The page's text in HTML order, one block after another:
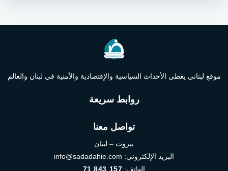
موقع لبناني يغطي الأحداث السياسية والإقتصادية والأمنية في لبنان والعالم
روابط سريعة
تواصل معنا
بيروت – لبنان
البريد الإلكتروني: info@sadadahie.com
الهاتف: 71 843 157